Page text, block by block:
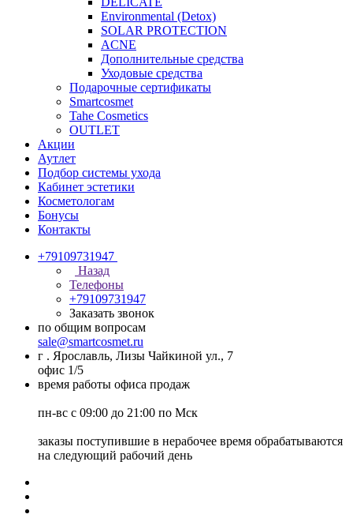
Environmental (Detox)
SOLAR PROTECTION
АCNE
Дополнительные средства
Уходовые средства
Подарочные сертификаты
Smartcosmet
Tahe Cosmetics
OUTLET
Акции
Аутлет
Подбор системы ухода
Кабинет эстетики
Косметологам
Бонусы
Контакты
+79109731947
Назад
Телефоны
+79109731947
Заказать звонок
по общим вопросам
sale@smartcosmet.ru
г . Ярославль, Лизы Чайкиной ул., 7
офис 1/5
время работы офиса продаж
пн-вс с 09:00 до 21:00 по Мск
заказы поступившие в нерабочее время обрабатываются
на следующий рабочий день